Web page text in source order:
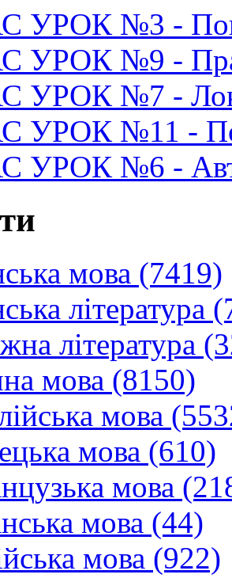
УРОК №3 -
УРОК №9 -
УРОК №7 -
УРОК №11 -
УРОК №6 -
мова (7419)
література
література
мова (8150)
мова
мова (610)
мова
мова (44)
мова (922)